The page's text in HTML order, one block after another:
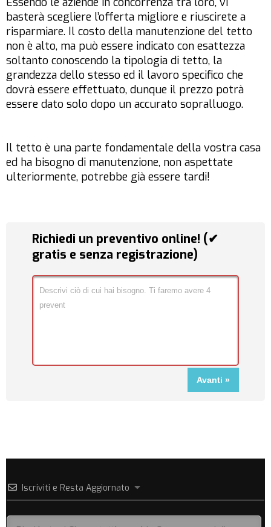
basterà scegliere l’offerta migliore e riuscirete a
risparmiare. Il costo della manutenzione del tetto
non è alto, ma può essere indicato con esattezza
soltanto conoscendo la tipologia di tetto, la
grandezza dello stesso ed il lavoro specifico che
dovrà essere effettuato, dunque il prezzo potrà
essere dato solo dopo un accurato sopralluogo.
Il tetto è una parte fondamentale della vostra casa
ed ha bisogno di manutenzione, non aspettate
ulteriormente, potrebbe già essere tardi!
Richiedi un preventivo online! (✔
gratis e senza registrazione)
Iscriviti e Resta Aggiornato